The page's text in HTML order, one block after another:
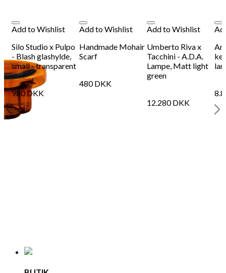
Add to Wishlist
Silo Studio x Pulpo
- Blash glashylde,
small - transparent
980DKK
Add to Wishlist
Handmade Mohair
Scarf
480DKK
Add to Wishlist
Umberto Riva x
Tacchini - A.D.A.
Lampe, Matt light
green
12.280DKK